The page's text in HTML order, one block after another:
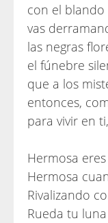
con el
vas
las negras
el fúnebre
que a los
entonces,
para vivir en
Hermosa
Hermosa
Rivalizando
Rueda tu